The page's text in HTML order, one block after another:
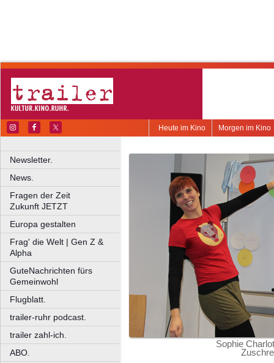
Morgen im Kino
Heute im Kino
Newsletter.
News.
Fragen der Zeit
Zukunft JETZT
Europa gestalten
Frag' die Welt | Gen Z &
Alpha
GuteNachrichten fürs
Gemeinwohl
Flugblatt.
trailer-ruhr podcast.
trailer zahl-ich.
ABO.
Sophie